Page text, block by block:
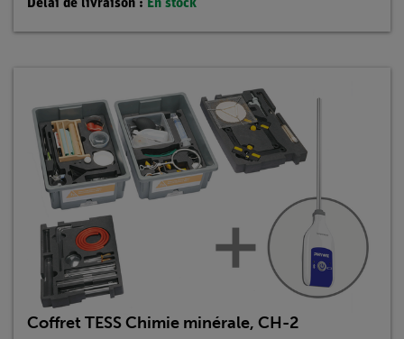
Délai de livraison : En stock
Coffret TESS Chimie minérale, CH-2